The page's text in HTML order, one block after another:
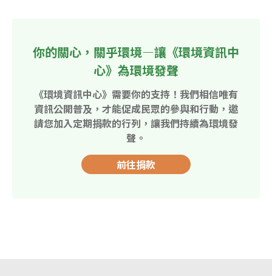
你的關心，關乎環境—讓《環境資訊中
心》為環境發聲
《環境資訊中心》需要你的支持！我們相信唯有
資訊公開普及，才能促成民眾的參與和行動，邀
請您加入定期捐款的行列，讓我們持續為環境發
聲。
前往捐款